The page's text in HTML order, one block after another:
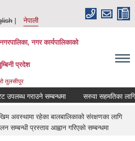
नेपाली
नगर कार्यपालिकाको
प्रदेश
तुलसीपुर
गराउने सम्बन्धमा सरुवा सहमतिका लागि
अवस्थामा रहेका बालबालिकाकाे संरक्षणका लागि
सम्बन्धी प्रस्ताव आह्वान गरिएकाे सम्बन्धमा